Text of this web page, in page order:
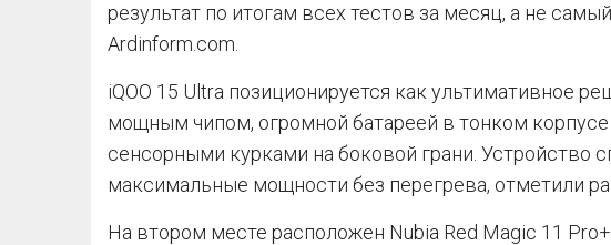
результат по итогам всех тестов за месяц, а не
Ardinform.com.
iQOO 15 Ultra позиционируется как ультимативное
мощным чипом, огромной батареей в тонком
сенсорными курками на боковой грани. Устройство
максимальные мощности без перегрева, отметили
На втором месте расположен Nubia Red Magic 11